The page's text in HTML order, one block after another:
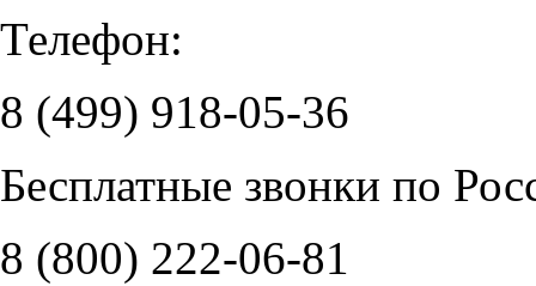
Телефон:
8 (499) 918-05-36
Бесплатные звонки по
8 (800) 222-06-81